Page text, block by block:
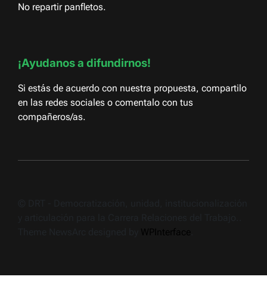
No repartir panfletos.
¡Ayudanos a difundirnos!
Si estás de acuerdo con nuestra propuesta, compartilo
en las redes sociales o comentalo con tus
compañeros/as.